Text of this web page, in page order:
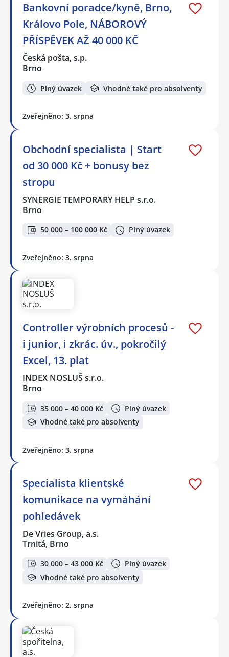
Bankovní poradce/kyně, Brno,
Královo Pole, NÁBOROVÝ
PŘÍSPĚVEK AŽ 40 000 KČ
Česká pošta, s.p.
Brno
Plný úvazek Vhodné také pro absolventy
Zveřejněno: 3. srpna
Obchodní specialista | Start
od 30 000 Kč + bonusy bez
stropu
SYNERGIE TEMPORARY HELP s.r.o.
Brno
50 000 – 100 000 Kč Plný úvazek
Zveřejněno: 3. srpna
Controller výrobních procesů -
i junior, i zkrác. úv., pokročilý
Excel, 13. plat
INDEX NOSLUŠ s.r.o.
Brno
35 000 – 40 000 Kč
Plný úvazek
Vhodné také pro absolventy
Zveřejněno: 3. srpna
Specialista klientské
komunikace na vymáhání
pohledávek
De Vries Group, a.s.
Trnitá, Brno
30 000 – 43 000 Kč
Plný úvazek
Vhodné také pro absolventy
Zveřejněno: 2. srpna